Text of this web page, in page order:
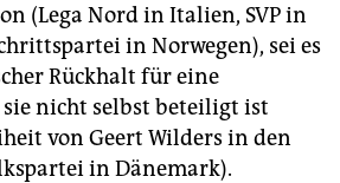
(Lega Nord in Italien, SVP in
in Norwegen), sei es
Rückhalt für eine
sie nicht selbst beteiligt ist
von Geert Wilders in den
in Dänemark).